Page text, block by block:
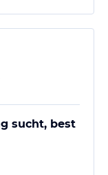
sucht, best